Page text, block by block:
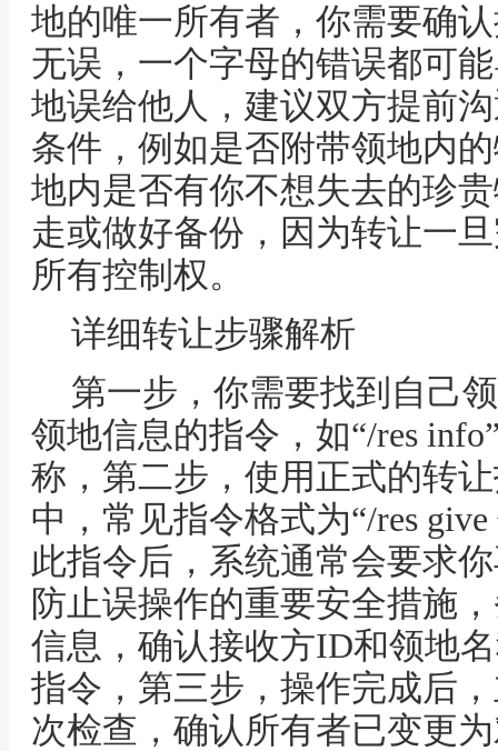
地的唯一所有者，你需要确
无误，一个字母的错误都可
地误给他人，建议双方提前
条件，例如是否附带领地内
地内是否有你不想失去的珍
走或做好备份，因为转让一
所有控制权。
详细转让步骤解析
第一步，你需要找到自己
领地信息的指令，如“/res
称，第二步，使用正式的转让
中，常见指令格式为“/res
此指令后，系统通常会要求
防止误操作的重要安全措施
信息，确认接收方ID和领地
指令，第三步，操作完成后
次检查，确认所有者已变更